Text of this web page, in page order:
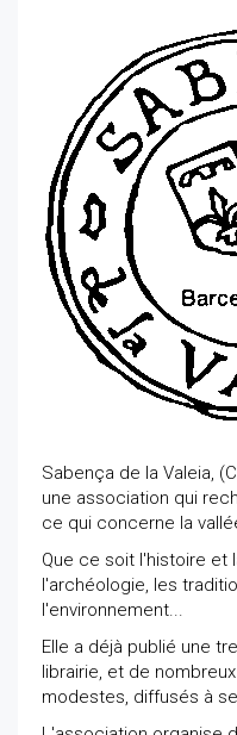
Sabença de la Valeia,
une association qui
ce qui concerne la
Que ce soit l'histoire et
l'archéologie, les
l'environnement...
Elle a déjà publié une
librairie, et de
modestes, diffusés à